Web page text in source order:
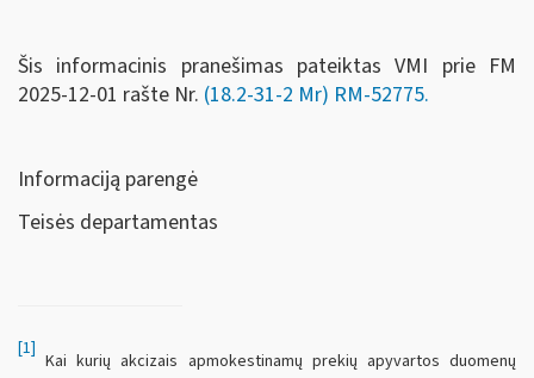
Šis informacinis pranešimas pateiktas VMI prie FM
2025-12-01 rašte Nr. (18.2-31-2 Mr) RM-52775.
Informaciją parengė
Teisės departamentas
[1]
Kai kurių akcizais apmokestinamų prekių apyvartos duomenų